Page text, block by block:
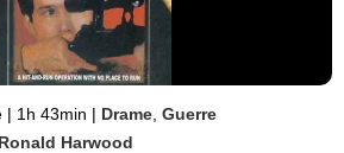
| 1h 43min | Drame Guerre
Ronald Harwood